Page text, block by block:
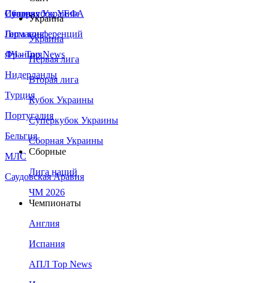
Сборная Украины
Италия
Германия
Франция
Нидерланды
Турция
Португалия
Бельгия
МЛС
Саудовская Аравия
Суперкубок УЕФА
Лига конференций
ЛЧ - Top News
Украина
Украина
Первая лига
Вторая лига
Кубок Украины
Суперкубок Украины
Сборная Украины
Сборные
Лига наций
ЧМ 2026
Чемпионаты
Англия
Испания
АПЛ Top News